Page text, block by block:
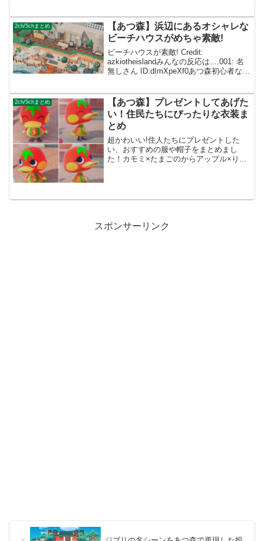
2ch/5chまとめ
【あつ森】浜辺にあるオシャレな
ビーチハウスがめちゃ素敵!
ビーチハウスが素敵! Credit:
azkiotheislandみんなの反応は....001: 名
無しさん ID:dImXpeXf0あつ森初心者なの
2ch/5chまとめ
【あつ森】プレゼントしてあげた
い！住民たちにぴったりな衣装ま
とめ
超かわいい!住人たちにプレゼントした
い、おすすめの服や帽子をまとめまし
た！カモミ×たまごのからアップル×りん
スポンサーリンク